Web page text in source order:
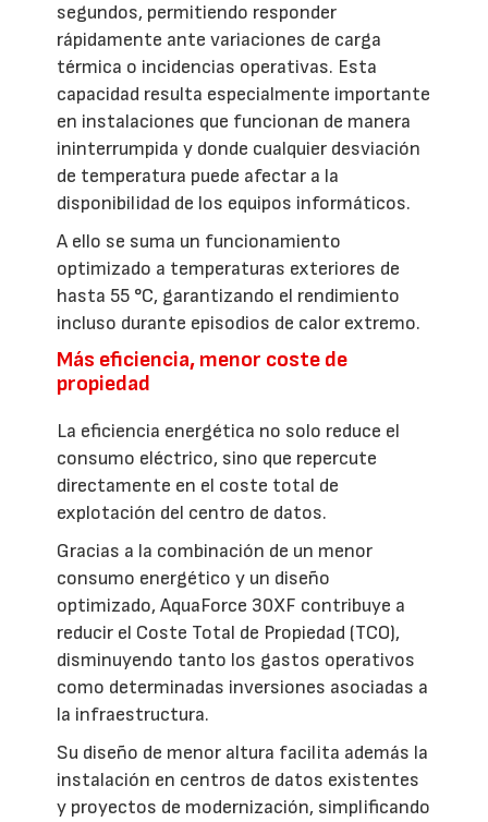
segundos, permitiendo responder
rápidamente ante variaciones de carga
térmica o incidencias operativas. Esta
capacidad resulta especialmente importante
en instalaciones que funcionan de manera
ininterrumpida y donde cualquier desviación
de temperatura puede afectar a la
disponibilidad de los equipos informáticos.
A ello se suma un funcionamiento
optimizado a temperaturas exteriores de
hasta 55 °C, garantizando el rendimiento
incluso durante episodios de calor extremo.
Más eficiencia, menor coste de
propiedad
La eficiencia energética no solo reduce el
consumo eléctrico, sino que repercute
directamente en el coste total de
explotación del centro de datos.
Gracias a la combinación de un menor
consumo energético y un diseño
optimizado, AquaForce 30XF contribuye a
reducir el Coste Total de Propiedad (TCO),
disminuyendo tanto los gastos operativos
como determinadas inversiones asociadas a
la infraestructura.
Su diseño de menor altura facilita además la
instalación en centros de datos existentes
y proyectos de modernización, simplificando